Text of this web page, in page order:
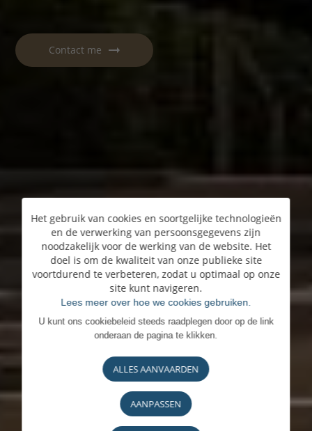
Contact me
Het gebruik van cookies en soortgelijke technologieën
en de verwerking van persoonsgegevens zijn
noodzakelijk voor de werking van de website. Het
doel is om de kwaliteit van onze publieke site
voortdurend te verbeteren, zodat u optimaal op onze
site kunt navigeren.
Lees meer over hoe we cookies gebruiken.
U kunt ons cookiebeleid steeds raadplegen door op de link
onderaan de pagina te klikken.
ALLES AANVAARDEN
AANPASSEN